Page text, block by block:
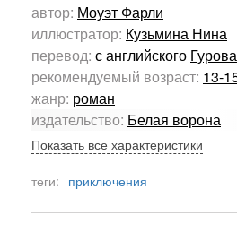
автор: Моуэт Фарли
иллюстратор: Кузьмина Нина
перевод: с английского
рекомендуемый возраст: 13-
жанр: роман
издательство: Белая ворона
Показать все характеристики
теги: приключения